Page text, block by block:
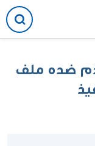
ضده ملف